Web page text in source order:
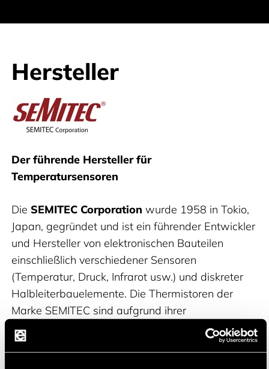
Hersteller
Semitec
Der führende Hersteller für
Temperatursensoren
Die SEMITEC Corporation wurde 1958 in Tokio,
Japan, gegründet und ist ein führender Entwickler
und Hersteller von elektronischen Bauteilen
einschließlich verschiedener Sensoren
(Temperatur, Druck, Infrarot usw.) und diskreter
Halbleiterbauelemente. Die Thermistoren der
Marke SEMITEC sind aufgrund ihrer
Temperaturgenauigkeit und Zuverlässigkeit
weltweit als Spitzenklasse anerkannt. Die